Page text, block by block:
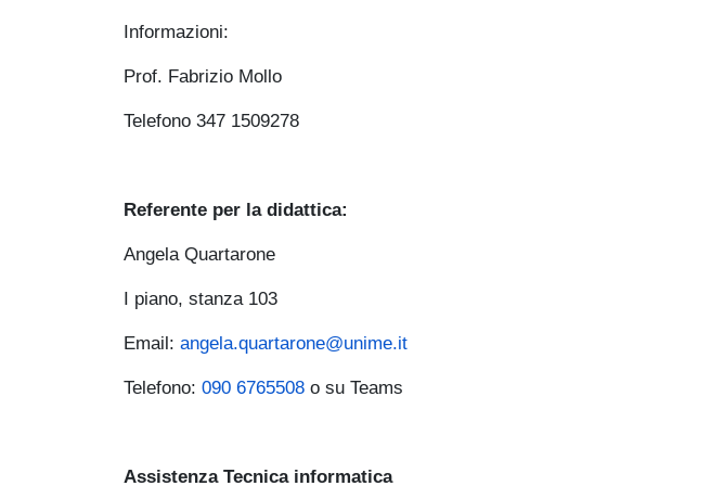
Informazioni:
Prof. Fabrizio Mollo
Telefono 347 1509278
Referente per la didattica:
Angela Quartarone
I piano, stanza 103
Email: angela.quartarone@unime.it
Telefono: 090 6765508 o su Teams
Assistenza Tecnica informatica